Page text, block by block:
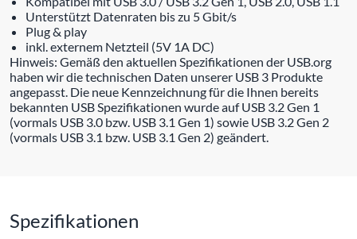
Unterstützt Datenraten bis zu 5 Gbit/s
Plug & play
inkl. externem Netzteil (5V 1A DC)
Hinweis: Gemäß den aktuellen Spezifikationen der USB.org
haben wir die technischen Daten unserer USB 3 Produkte
angepasst. Die neue Kennzeichnung für die Ihnen bereits
bekannten USB Spezifikationen wurde auf USB 3.2 Gen 1
(vormals USB 3.0 bzw. USB 3.1 Gen 1) sowie USB 3.2 Gen 2
(vormals USB 3.1 bzw. USB 3.1 Gen 2) geändert.
Spezifikationen